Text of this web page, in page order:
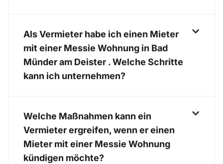
Als Vermieter habe ich einen Mieter
mit einer Messie Wohnung in Bad
Münder am Deister . Welche Schritte
kann ich unternehmen?
Welche Maßnahmen kann ein
Vermieter ergreifen, wenn er einen
Mieter mit einer Messie Wohnung
kündigen möchte?